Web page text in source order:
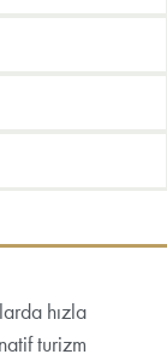
hızla
turizm